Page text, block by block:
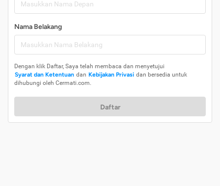
Nama Belakang
Dengan klik Daftar, Saya telah membaca dan menyetujui
Syarat dan Ketentuan dan Kebijakan Privasi dan bersedia untuk
dihubungi oleh Cermati.com.
Daftar